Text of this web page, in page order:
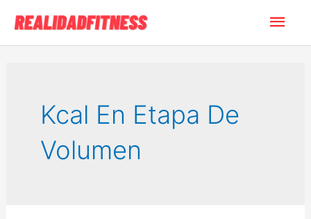
contenido
Kcal En Etapa De
Volumen